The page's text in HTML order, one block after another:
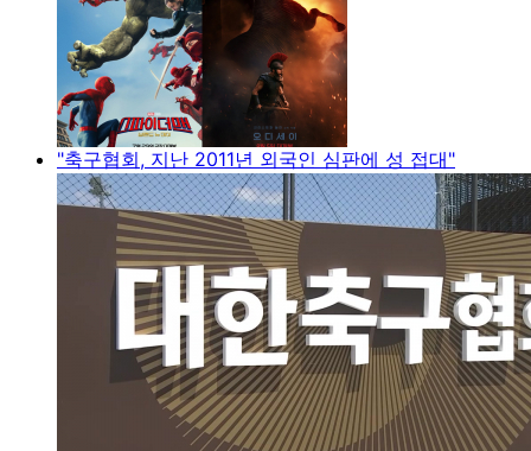
"축구협회, 지난 2011년 외국인 심판에 성 접대"